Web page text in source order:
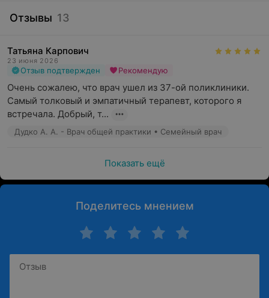
Отзывы 13
Татьяна Карпович
23 июня 2026
Отзыв подтвержден Рекомендую
Очень сожалею, что врач ушел из 37-ой поликлиники.
Самый толковый и эмпатичный терапевт, которого я
встречала. Добрый, т...
Дудко А. А. - Врач общей практики • Семейный врач
Показать ещё
Поделитесь мнением